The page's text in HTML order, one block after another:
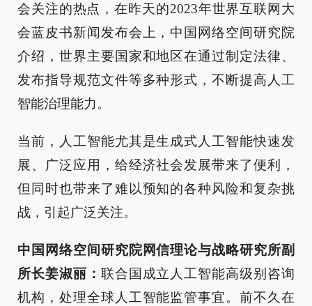
会关注的热点，在昨天的2023年世界互联网大
会蓝皮书新闻发布会上，中国网络空间研究院
介绍，世界主要国家和地区在通过制定法律、
发布指导规范文件等多种形式，不断提高人工
智能治理能力。
当前，人工智能尤其是生成式人工智能快速发
展、广泛应用，给经济社会发展带来了便利，
但同时也带来了难以预知的各种风险和复杂挑
战，引起广泛关注。
中国网络空间研究院网信理论与战略研究所副
所长姜淑丽： 联合国成立人工智能高级别咨询
机构，处理全球人工智能监管事宜。前不久在